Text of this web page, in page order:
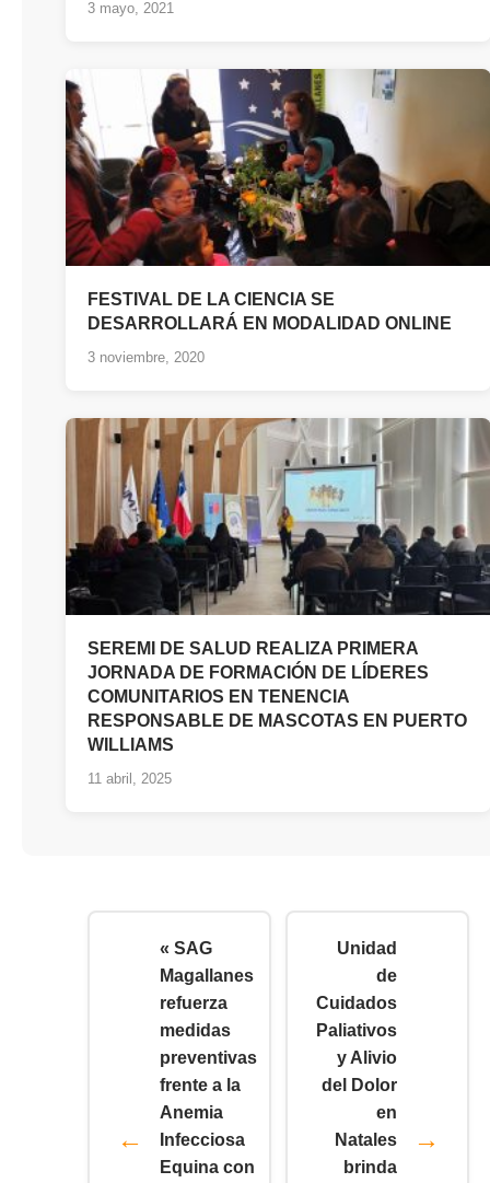
3 mayo, 2021
FESTIVAL DE LA CIENCIA SE
DESARROLLARÁ EN MODALIDAD ONLINE
3 noviembre, 2020
SEREMI DE SALUD REALIZA PRIMERA
JORNADA DE FORMACIÓN DE LÍDERES
COMUNITARIOS EN TENENCIA
RESPONSABLE DE MASCOTAS EN PUERTO
WILLIAMS
11 abril, 2025
« SAG
Magallanes
refuerza
medidas
preventivas
frente a la
Anemia
Infecciosa
Equina con
Unidad
de
Cuidados
Paliativos
y Alivio
del Dolor
en
Natales
brinda